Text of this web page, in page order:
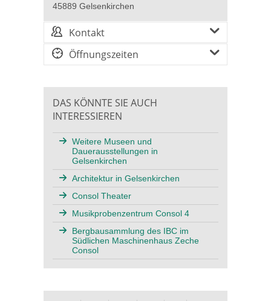
45889 Gelsenkirchen
Kontakt
Öffnungszeiten
DAS KÖNNTE SIE AUCH
INTERESSIEREN
Weitere Museen und
Dauerausstellungen in
Gelsenkirchen
Architektur in Gelsenkirchen
Consol Theater
Musikprobenzentrum Consol 4
Bergbausammlung des IBC im
Südlichen Maschinenhaus Zeche
Consol